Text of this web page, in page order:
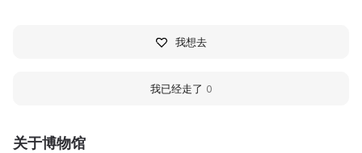
关于博物馆
我想去
我已经走了 0